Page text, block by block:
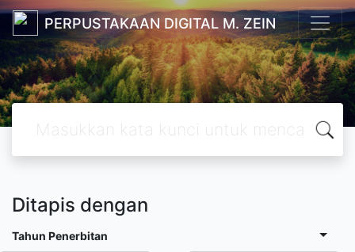
PERPUSTAKAAN DIGITAL M. ZEIN
Ditapis dengan
Tahun Penerbitan